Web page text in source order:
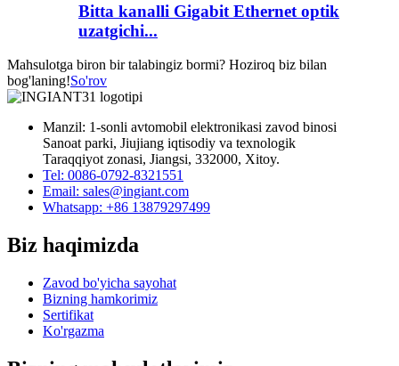
Bitta kanalli Gigabit Ethernet optik
uzatgichi...
Mahsulotga biron bir talabingiz bormi? Hoziroq biz bilan
bog'laning!So'rov
Manzil: 1-sonli avtomobil elektronikasi zavod binosi
Sanoat parki, Jiujiang iqtisodiy va texnologik
Taraqqiyot zonasi, Jiangsi, 332000, Xitoy.
Tel: 0086-0792-8321551
Email: sales@ingiant.com
Whatsapp: +86 13879297499
Biz haqimizda
Zavod bo'yicha sayohat
Bizning hamkorimiz
Sertifikat
Ko'rgazma